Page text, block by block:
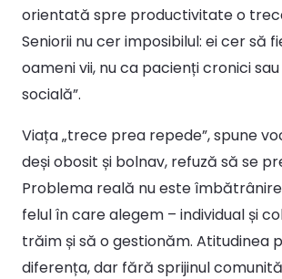
orientată spre productivitate o
Seniorii nu cer imposibilul: ei cer să
oameni vii, nu ca pacienți cronici
socială”.
Viața „trece prea repede”, spune
deși obosit și bolnav, refuză să se
Problema reală nu este
felul în care alegem – individual și
trăim și să o gestionăm. Atitudinea
diferența, dar fără sprijinul